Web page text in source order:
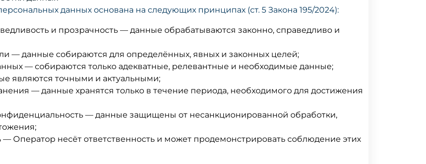
данных основана на следующих принципах (ст. 5 Закона 195/2024):
и прозрачность — данные обрабатываются законно, справедливо и
— данные собираются для определённых, явных и законных целей;
— собираются только адекватные, релевантные и необходимые данные;
являются точными и актуальными;
— данные хранятся только в течение периода, необходимого для достижения
— данные защищены от несанкционированной обработки,
— Оператор несёт ответственность и может продемонстрировать соблюдение этих